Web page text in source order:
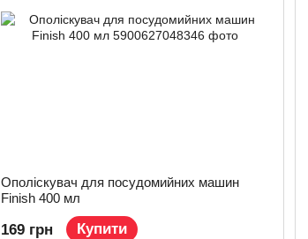
Ополіскувач для посудомийних машин
Finish 400 мл
169 грн Купити